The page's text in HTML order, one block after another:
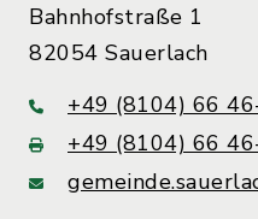
Bahnhofstraße 1
82054 Sauerlach
+49 (8104) 66
+49 (8104) 66